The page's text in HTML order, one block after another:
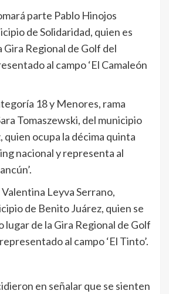
parte Pablo Hinojos
de Solidaridad, quien es
Gira Regional de Golf del
al campo ‘El Camaleón
18 y Menores, rama
Tomaszewski, del municipio
quien ocupa la décima quinta
nacional y representa al
Leyva Serrano,
de Benito Juárez, quien se
lugar de la Gira Regional de Golf
al campo ‘El Tinto’.
en señalar que se sienten